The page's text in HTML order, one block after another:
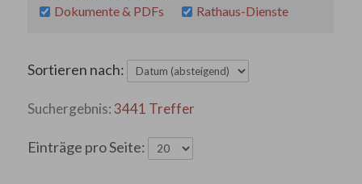
Dokumente & PDFs
Rathaus-Dienste
Sortieren nach:
3441 Treffer
Einträge pro Seite: